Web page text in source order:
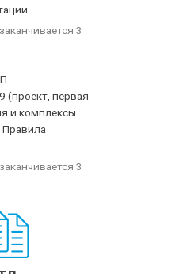
3
(проект, первая
и комплексы
Правила
3